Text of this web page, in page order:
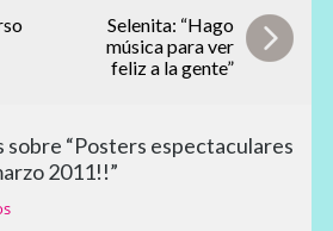
Selenita: “Hago
música para ver
feliz a la gente”
sobre “Posters espectaculares
2011!!”